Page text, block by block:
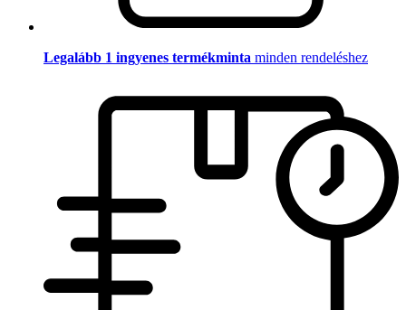
Legalább 1 ingyenes termékminta minden rendeléshez